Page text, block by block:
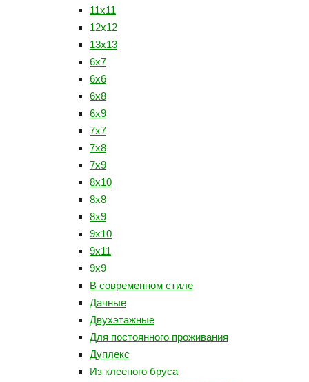
11х11
12x12
13x13
6x7
6х6
6х8
6х9
7х7
7х8
7х9
8х10
8х8
8х9
9x10
9х11
9х9
В современном стиле
Дачные
Двухэтажные
Для постоянного проживания
Дуплекс
Из клееного бруса